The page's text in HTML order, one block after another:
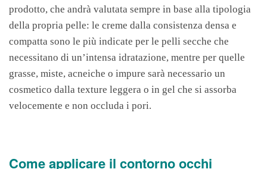
prodotto, che andrà valutata sempre in base alla tipologia
della propria pelle: le creme dalla consistenza densa e
compatta sono le più indicate per le pelli secche che
necessitano di un’intensa idratazione, mentre per quelle
grasse, miste, acneiche o impure sarà necessario un
cosmetico dalla texture leggera o in gel che si assorba
velocemente e non occluda i pori.
Come applicare il contorno occhi